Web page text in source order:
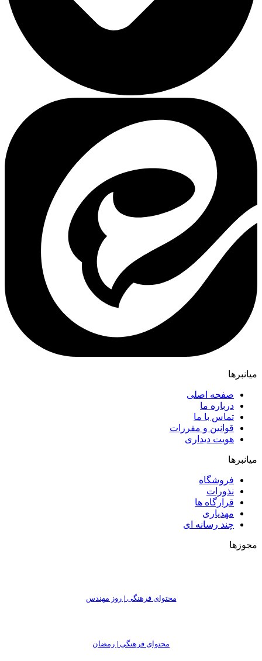
میانبرها
صفحه اصلی
درباره ما
تماس با ما
قوانین و مقررات
هویت دیداری
میانبرها
فروشگاه
نذورات
قرارگاه ها
مهدیاری
چند رسانه ای
مجوزها
محتوای فرهنگی | روز مهندس
محتوای فرهنگی | رمضان